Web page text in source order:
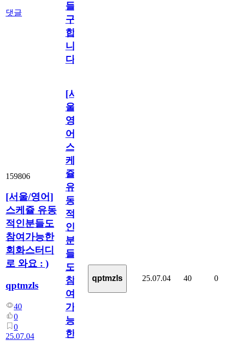
댓글
들
구
합
니
다
159806
[서울/영어]
스케쥴 유동
적인분들도
참여가능한
회화스터디
로 와요 : )
qptmzls
40
0
0
25.07.04
[서
울/
영
어]
스
케
쥴
유
동
적
인
분
들
도
참
여
가
능
한
qptmzls 25.07.04 40 0